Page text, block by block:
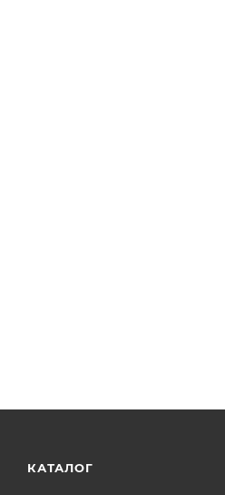
КАТАЛОГ